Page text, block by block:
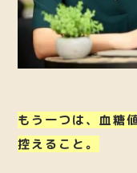
もう一つは、血糖
控えること。